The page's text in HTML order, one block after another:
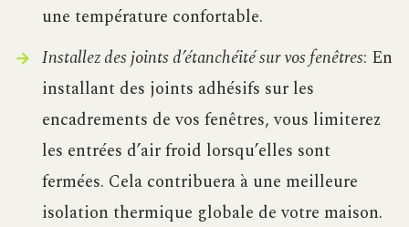
une température confortable.
Installez des joints d’étanchéité sur vos fenêtres: En
installant des joints adhésifs sur les
encadrements de vos fenêtres, vous limiterez
les entrées d’air froid lorsqu’elles sont
fermées. Cela contribuera à une meilleure
isolation thermique globale de votre maison.